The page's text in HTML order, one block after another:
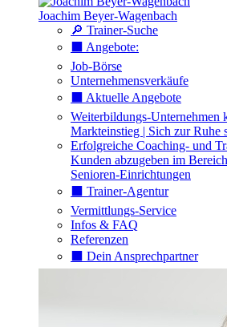
Joachim Beyer-Wagenbach
🔎 Trainer-Suche
⬛️ Angebote:
Job-Börse
Unternehmensverkäufe
⬛️ Aktuelle Angebote
Weiterbildungs-Unternehmen
Markteinstieg | Sich zur Ruhe
Erfolgreiche Coaching- und
Kunden abzugeben im
Senioren-Einrichtungen
⬛️ Trainer-Agentur
Vermittlungs-Service
Infos & FAQ
Referenzen
⬛️ Dein Ansprechpartner